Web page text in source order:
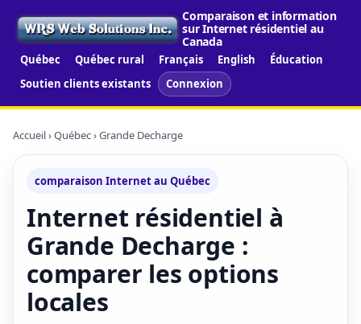
Comparaison et information
sur Internet résidentiel au
Canada
Québec Québec rural Français English
Éducation
Soutien clients existants
Connexion
Accueil›Québec› Grande Decharge
comparaison Internet au Québec
Internet résidentiel à
Grande Decharge :
comparer les options
locales